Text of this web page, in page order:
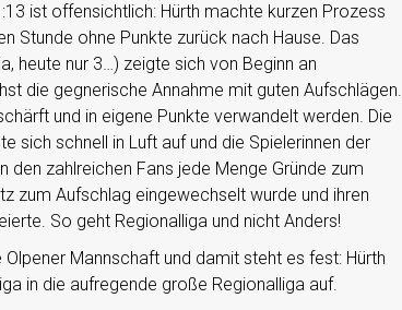
ist offensichtlich: Hürth machte kurzen Prozess
Stunde ohne Punkte zurück nach Hause. Das
heute nur 3…) zeigte sich von Beginn an
die gegnerische Annahme mit guten Aufschlägen.
und in eigene Punkte verwandelt werden. Die
sich schnell in Luft auf und die Spielerinnen der
zahlreichen Fans jede Menge Gründe zum
zum Aufschlag eingewechselt wurde und ihren
So geht Regionalliga und nicht Anders!
Mannschaft und damit steht es fest: Hürth
in die aufregende große Regionalliga auf.